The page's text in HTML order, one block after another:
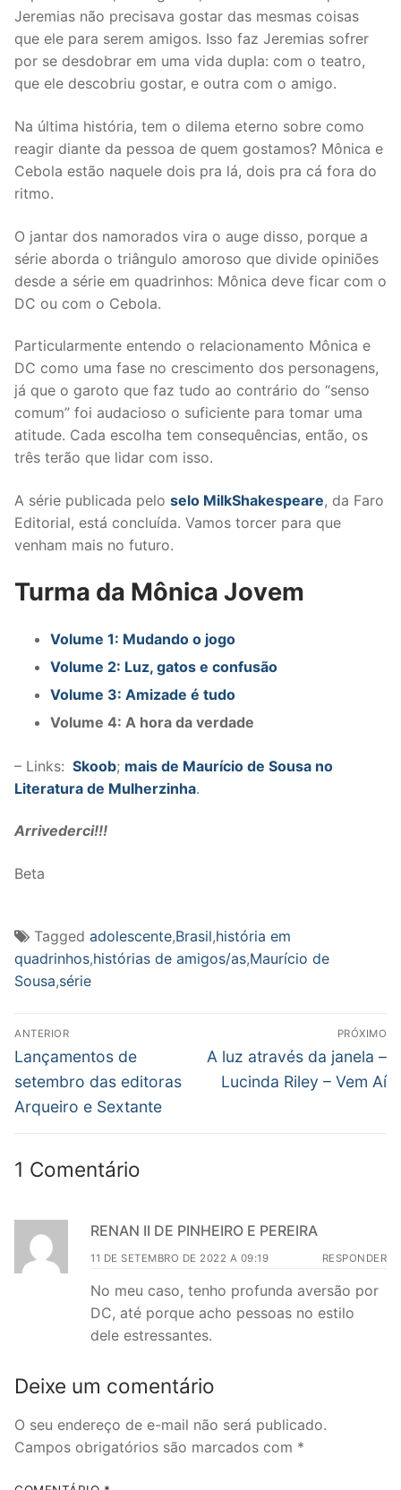
Jeremias não precisava gostar das mesmas coisas
que ele para serem amigos. Isso faz Jeremias sofrer
por se desdobrar em uma vida dupla: com o teatro,
que ele descobriu gostar, e outra com o amigo.
Na última história, tem o dilema eterno sobre como
reagir diante da pessoa de quem gostamos? Mônica e
Cebola estão naquele dois pra lá, dois pra cá fora do
ritmo.
O jantar dos namorados vira o auge disso, porque a
série aborda o triângulo amoroso que divide opiniões
desde a série em quadrinhos: Mônica deve ficar com o
DC ou com o Cebola.
Particularmente entendo o relacionamento Mônica e
DC como uma fase no crescimento dos personagens,
já que o garoto que faz tudo ao contrário do “senso
comum” foi audacioso o suficiente para tomar uma
atitude. Cada escolha tem consequências, então, os
três terão que lidar com isso.
A série publicada pelo selo MilkShakespeare, da Faro
Editorial, está concluída. Vamos torcer para que
venham mais no futuro.
Turma da Mônica Jovem
Volume 1: Mudando o jogo
Volume 2: Luz, gatos e confusão
Volume 3: Amizade é tudo
Volume 4: A hora da verdade
– Links: Skoob; mais de Maurício de Sousa no
Literatura de Mulherzinha.
Arrivederci!!!
Beta
Tagged adolescente,Brasil,história em
quadrinhos,histórias de amigos/as,Maurício de
Sousa,série
Navegação
de
Post
ANTERIOR
Post
anterior:
Lançamentos de
setembro das editoras
Arqueiro e Sextante
PRÓXIMO
Próximo
post:
A luz através da janela –
Lucinda Riley – Vem Aí
1 Comentário
RENAN II DE PINHEIRO E PEREIRA
11 DE SETEMBRO DE 2022 A 09:19 RESPONDER
No meu caso, tenho profunda aversão por
DC, até porque acho pessoas no estilo
dele estressantes.
Deixe um comentário
O seu endereço de e-mail não será publicado.
Campos obrigatórios são marcados com *